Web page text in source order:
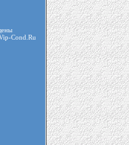
Cond.Ru